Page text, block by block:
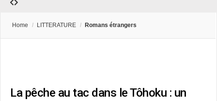
Home / LITTERATURE / Romans étrangers
La pêche au tac dans le Tôhoku : un